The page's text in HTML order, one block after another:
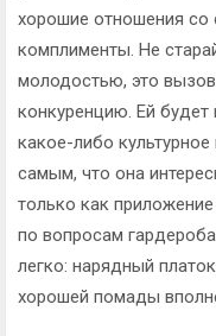
хорошие отношения со
комплименты. Не
молодостью, это
конкуренцию. Ей будет
какое-либо
самым, что она
только как
по вопросам
легко: нарядный
хорошей помады